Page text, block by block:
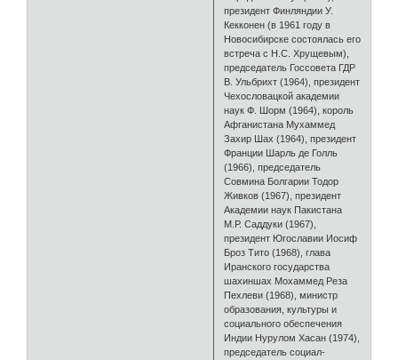
президент Финляндии У.
Кекконен (в 1961 году в
Новосибирске состоялась его
встреча с Н.С. Хрущевым),
председатель Госсовета ГДР
В. Ульбрихт (1964), президент
Чехословацкой академии
наук Ф. Шорм (1964), король
Афганистана Мухаммед
Захир Шах (1964), президент
Франции Шарль де Голль
(1966), председатель
Совмина Болгарии Тодор
Живков (1967), президент
Академии наук Пакистана
М.Р. Саддуки (1967),
президент Югославии Иосиф
Броз Тито (1968), глава
Иранского государства
шахиншах Мохаммед Реза
Пехлеви (1968), министр
образования, культуры и
социального обеспечения
Индии Нурулом Хасан (1974),
председатель социал-